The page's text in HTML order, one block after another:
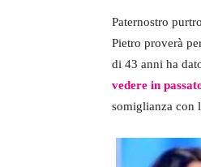
Paternostro
Pietro proverà
di 43 anni ha
vedere in
somiglianza con